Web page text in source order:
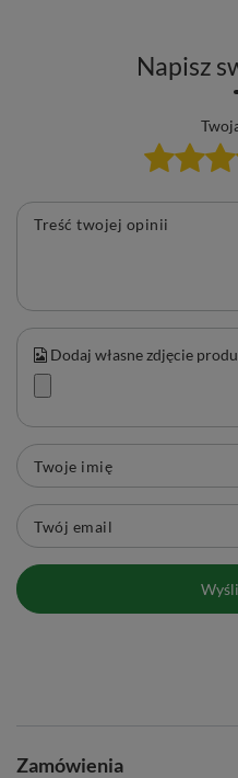
Napisz
Treść twojej opinii
Dodaj własne zdjęcie
Twoje imię
Twój email
Zamówienia